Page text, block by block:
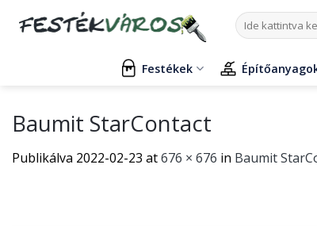
Keresés
a
Festékek
Baumit StarContact
Publikálva 2022-02-23 at676 × 676 in Baumit